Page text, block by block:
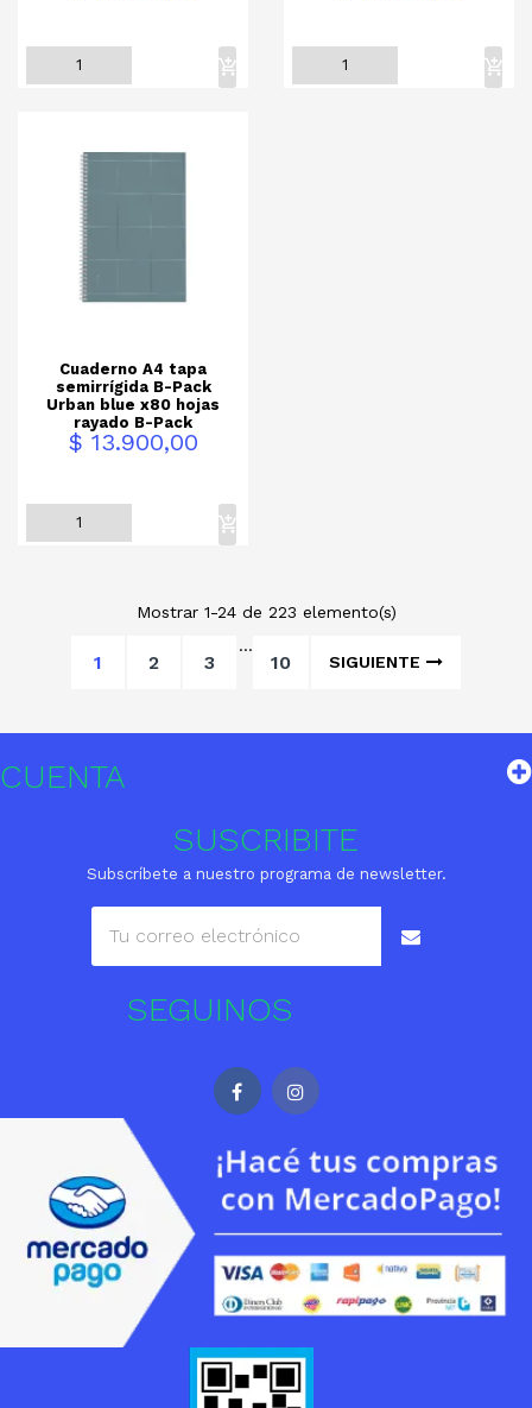
Cuaderno A4 tapa
semirrígida B-Pack
Urban blue x80 hojas
rayado B-Pack
Precio$ 13.900,00
Mostrar 1-24 de 223 elemento(s)
1 2 3
…
10 SIGUIENTE
CUENTA
SUSCRIBITE
Subscríbete a nuestro programa de newsletter.
SEGUINOS